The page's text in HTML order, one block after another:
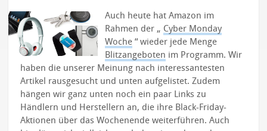
Auch heute hat Amazon im
Rahmen der „ Cyber Monday
Woche “ wieder jede Menge
Blitzangeboten im Programm. Wir
haben die unserer Meinung nach interessantesten
Artikel rausgesucht und unten aufgelistet. Zudem
hängen wir ganz unten noch ein paar Links zu
Händlern und Herstellern an, die ihre Black-Friday-
Aktionen über das Wochenende weiterführen. Auch